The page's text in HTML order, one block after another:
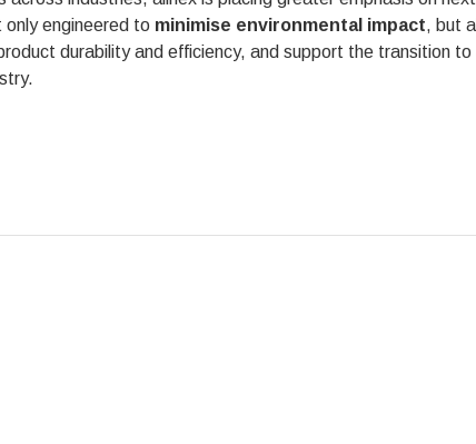
engineered to minimise environmental impact, but
durability and efficiency, and support the transition to